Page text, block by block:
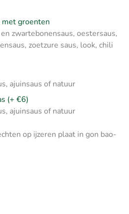
groenten
zwartebonensaus, oestersaus,
zoetzure saus, look, chili
ajuinsaus of natuur
(+ €6)
ajuinsaus of natuur
op ijzeren plaat in gon bao-